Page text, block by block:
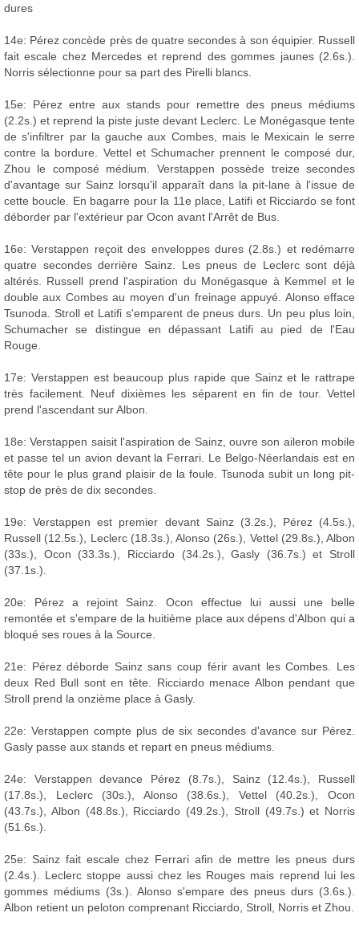
dures
14e: Pérez concède près de quatre secondes à son équipier. Russell
fait escale chez Mercedes et reprend des gommes jaunes (2.6s.).
Norris sélectionne pour sa part des Pirelli blancs.
15e: Pérez entre aux stands pour remettre des pneus médiums
(2.2s.) et reprend la piste juste devant Leclerc. Le Monégasque tente
de s'infiltrer par la gauche aux Combes, mais le Mexicain le serre
contre la bordure. Vettel et Schumacher prennent le composé dur,
Zhou le composé médium. Verstappen possède treize secondes
d'avantage sur Sainz lorsqu'il apparaît dans la pit-lane à l'issue de
cette boucle. En bagarre pour la 11e place, Latifi et Ricciardo se font
déborder par l'extérieur par Ocon avant l'Arrêt de Bus.
16e: Verstappen reçoit des enveloppes dures (2.8s.) et redémarre
quatre secondes derrière Sainz. Les pneus de Leclerc sont déjà
altérés. Russell prend l'aspiration du Monégasque à Kemmel et le
double aux Combes au moyen d'un freinage appuyé. Alonso efface
Tsunoda. Stroll et Latifi s'emparent de pneus durs. Un peu plus loin,
Schumacher se distingue en dépassant Latifi au pied de l'Eau
Rouge.
17e: Verstappen est beaucoup plus rapide que Sainz et le rattrape
très facilement. Neuf dixièmes les séparent en fin de tour. Vettel
prend l'ascendant sur Albon.
18e: Verstappen saisit l'aspiration de Sainz, ouvre son aileron mobile
et passe tel un avion devant la Ferrari. Le Belgo-Néerlandais est en
tête pour le plus grand plaisir de la foule. Tsunoda subit un long pit-
stop de près de dix secondes.
19e: Verstappen est premier devant Sainz (3.2s.), Pérez (4.5s.),
Russell (12.5s.), Leclerc (18.3s.), Alonso (26s.), Vettel (29.8s.), Albon
(33s.), Ocon (33.3s.), Ricciardo (34.2s.), Gasly (36.7s.) et Stroll
(37.1s.).
20e: Pérez a rejoint Sainz. Ocon effectue lui aussi une belle
remontée et s'empare de la huitième place aux dépens d'Albon qui a
bloqué ses roues à la Source.
21e: Pérez déborde Sainz sans coup férir avant les Combes. Les
deux Red Bull sont en tête. Ricciardo menace Albon pendant que
Stroll prend la onzième place à Gasly.
22e: Verstappen compte plus de six secondes d'avance sur Pérez.
Gasly passe aux stands et repart en pneus médiums.
24e: Verstappen devance Pérez (8.7s.), Sainz (12.4s.), Russell
(17.8s.), Leclerc (30s.), Alonso (38.6s.), Vettel (40.2s.), Ocon
(43.7s.), Albon (48.8s.), Ricciardo (49.2s.), Stroll (49.7s.) et Norris
(51.6s.).
25e: Sainz fait escale chez Ferrari afin de mettre les pneus durs
(2.4s.). Leclerc stoppe aussi chez les Rouges mais reprend lui les
gommes médiums (3s.). Alonso s'empare des pneus durs (3.6s.).
Albon retient un peloton comprenant Ricciardo, Stroll, Norris et Zhou.